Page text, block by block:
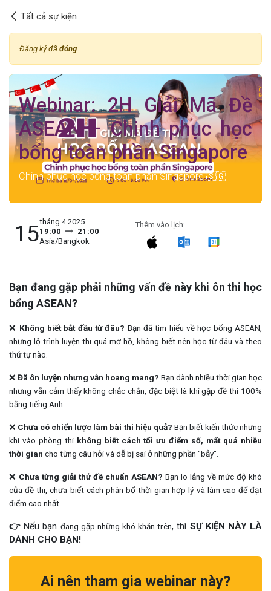
Tất cả sự kiện
Đăng ký đã đóng
Webinar: 2H Giải Mã Đề
ASEAN – Chinh phục học
bổng toàn phần Singapore
Chinh phục học bổng toàn phần Singapore 🇸🇬
15tháng 4 2025
19:00
21:00
Asia/Bangkok
Thêm vào lịch:
Bạn đang gặp phải những vấn đề này khi ôn thi học
bổng ASEAN?
❌ Không biết bắt đầu từ đâu? Bạn đã tìm hiểu về học bổng ASEAN,
nhưng lộ trình luyện thi quá mơ hồ, không biết nên học từ đâu và theo
thứ tự nào.
❌ Đã ôn luyện nhưng vẫn hoang mang? Bạn dành nhiều thời gian học
nhưng vẫn cảm thấy không chắc chắn, đặc biệt là khi gặp đề thi 100%
bằng tiếng Anh.
❌ Chưa có chiến lược làm bài thi hiệu quả? Bạn biết kiến thức nhưng
khi vào phòng thi không biết cách tối ưu điểm số, mất quá nhiều
thời gian cho từng câu hỏi và dễ bị sai ở những phần "bẫy".
❌ Chưa từng giải thử đề chuẩn ASEAN? Bạn lo lắng về mức độ khó
của đề thi, chưa biết cách phân bổ thời gian hợp lý và làm sao để đạt
điểm cao nhất.
👉Nếu bạn đang gặp những khó khăn trên, thì SỰ KIỆN NÀY LÀ
DÀNH CHO BẠN!
Ai nên tham gia webinar này?